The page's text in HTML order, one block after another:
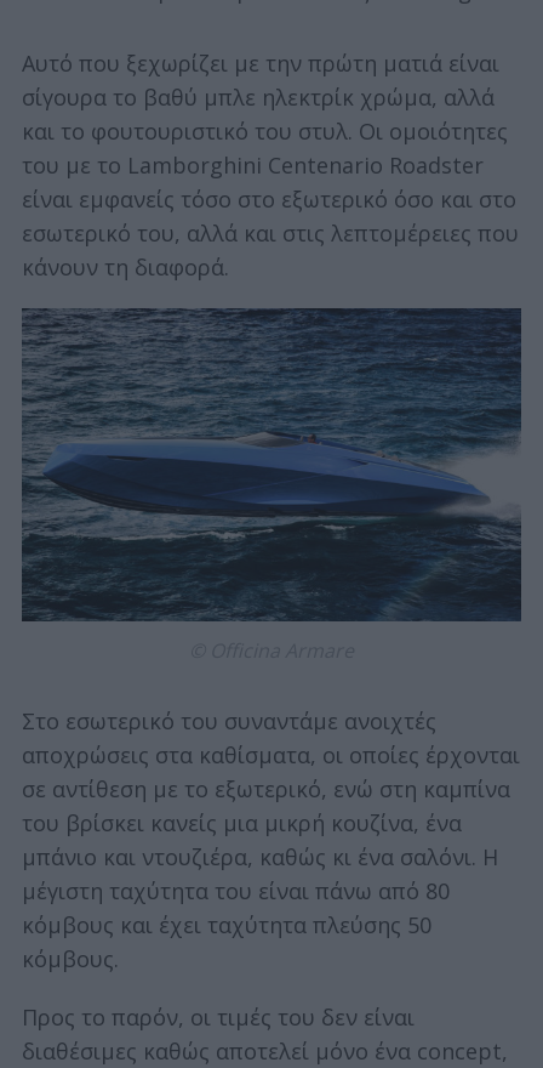
Αυτό που ξεχωρίζει με την πρώτη ματιά είναι
σίγουρα το βαθύ μπλε ηλεκτρίκ χρώμα, αλλά
και το φουτουριστικό του στυλ. Οι ομοιότητες
του με το Lamborghini Centenario Roadster
είναι εμφανείς τόσο στο εξωτερικό όσο και στο
εσωτερικό του, αλλά και στις λεπτομέρειες που
κάνουν τη διαφορά.
Στο εσωτερικό του συναντάμε ανοιχτές
αποχρώσεις στα καθίσματα, οι οποίες έρχονται
σε αντίθεση με το εξωτερικό, ενώ στη καμπίνα
του βρίσκει κανείς μια μικρή κουζίνα, ένα
μπάνιο και ντουζιέρα, καθώς κι ένα σαλόνι. Η
μέγιστη ταχύτητα του είναι πάνω από 80
κόμβους και έχει ταχύτητα πλεύσης 50
κόμβους.
Προς το παρόν, οι τιμές του δεν είναι
διαθέσιμες καθώς αποτελεί μόνο ένα concept,